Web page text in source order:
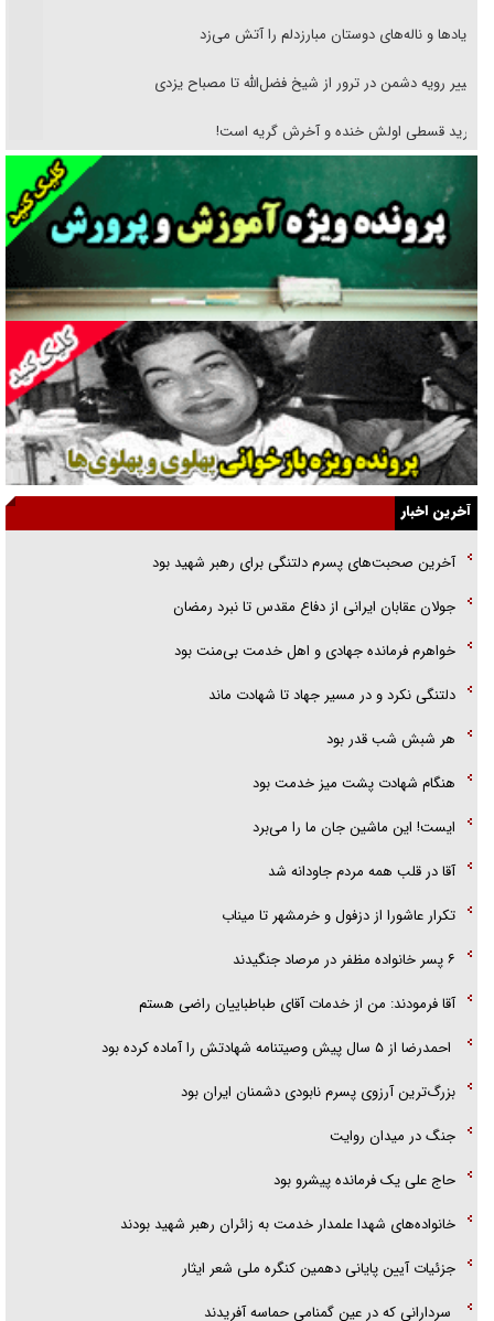
فریاد‌ها و ناله‌های دوستان مبارزدلم را آتش می‌زد
تغییر رویه دشمن در ترور از شیخ فضل‌الله تا مصباح یزدی
خرید قسطی اولش خنده و آخرش گریه است!
فوتبال و آن «بالا»!
راهبرد غافلگیری با نسل جدید پهپاد‌ها
جنجال پزشکان تقلبی در صنعت زیبایی
یهودی‌ها در ادبیات داستانی اروپا؛ از شکسپیر تا دیکنز
گفت‌وگو با خواهر یکی از شهدای جنگ رمضان/ خواهرم فرمانده جهادی و
اهل خدمت بی‌منت بود
جزئیات شکنجه‌هایم فراتر از آن است که در بیان بگنجد!
پلیس
آخرین اخبار
آخرین صحبت‌های پسرم دلتنگی برای رهبر شهید بود
جولان عقابان ایرانی از دفاع مقدس تا نبرد رمضان
خواهرم فرمانده جهادی و اهل خدمت بی‌منت بود
دلتنگی نکرد و در مسیر جهاد تا شهادت ماند
هر شبش شب قدر بود
هنگام شهادت پشت میز خدمت بود
ایست! این ماشین جان ما را می‌برد
آقا در قلب همه مردم جاودانه شد
تکرار عاشورا از دزفول و خرمشهر تا میناب
۶ پسر خانواده مظفر در مرصاد جنگیدند
آقا فرمودند: من از خدمات آقای طباطباییان راضی هستم
احمدرضا از ۵ سال پیش وصیتنامه شهادتش را آماده کرده بود
بزرگ‌ترین آرزوی پسرم نابودی دشمنان ایران بود
جنگ در میدان روایت
حاج علی یک فرمانده پیشرو بود
خانواده‌های شهدا علمدار خدمت به زائران رهبر شهید بودند
جزئیات آیین پایانی دهمین کنگره ملی شعر ایثار
سردارانی که در عین گمنامی حماسه آفریدند